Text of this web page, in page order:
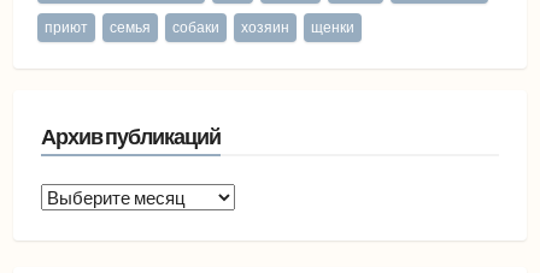
приют семья собаки хозяин щенки
Архив публикаций
Архив